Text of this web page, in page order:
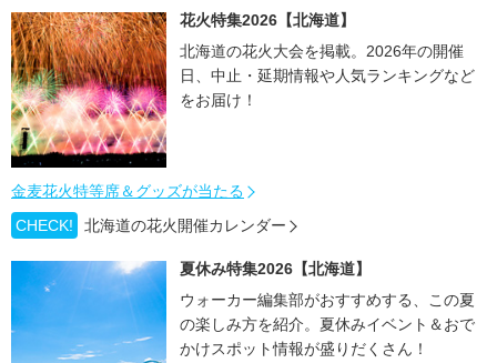
花火特集2026【北海道】
北海道の花火大会を掲載。2026年の開催
日、中止・延期情報や人気ランキングなど
をお届け！
金麦花火特等席＆グッズが当たる
CHECK!
北海道の花火開催カレンダー
夏休み特集2026【北海道】
ウォーカー編集部がおすすめする、この夏
の楽しみ方を紹介。夏休みイベント＆おで
かけスポット情報が盛りだくさん！